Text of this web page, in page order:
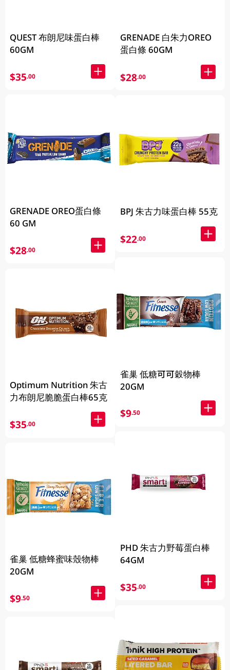
QUEST 布朗尼味蛋白棒
60GM
$35.00
GRENADE OREO蛋白條
60 GM
$28.00
Optimum Nutrition 朱古
力布朗尼脆脆蛋白棒65克
$35.00
雀巢 低糖蜂蜜味殼物棒
20GM
$9.50
GRENADE 白朱力OREO
蛋白條 60GM
$28.00
BPJ 朱古力味蛋白棒 55克
$22.00
雀巢 低糖可可穀物棒
20GM
$9.50
PHD 朱古力野莓蛋白棒
64GM
$35.00